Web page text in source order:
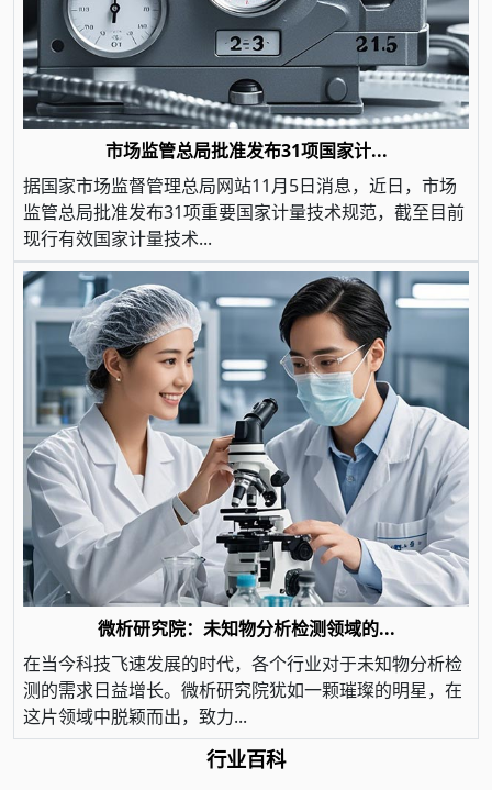
市场监管总局批准发布31项国家计...
据国家市场监督管理总局网站11月5日消息，近日，市场
监管总局批准发布31项重要国家计量技术规范，截至目前
现行有效国家计量技术...
微析研究院：未知物分析检测领域的...
在当今科技飞速发展的时代，各个行业对于未知物分析检
测的需求日益增长。微析研究院犹如一颗璀璨的明星，在
这片领域中脱颖而出，致力...
行业百科